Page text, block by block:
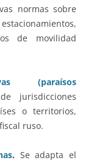
normas sobre
de movilidad
(paraísos
jurisdicciones
o territorios,
ruso.
. Se adapta el